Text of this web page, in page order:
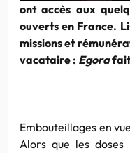
ont accès aux
ouverts en France.
missions et
vacataire : Egorafait
Embouteillages en
Alors que les